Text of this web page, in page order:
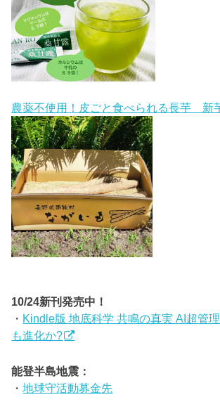
農薬不使用！皮ごと食べられる長芋 新
10/24新刊発売中！
・ Kindle版 地底科学 共鳴の真実 AI超管
も進化か?
能登半島地震：
・地球守活動募金先